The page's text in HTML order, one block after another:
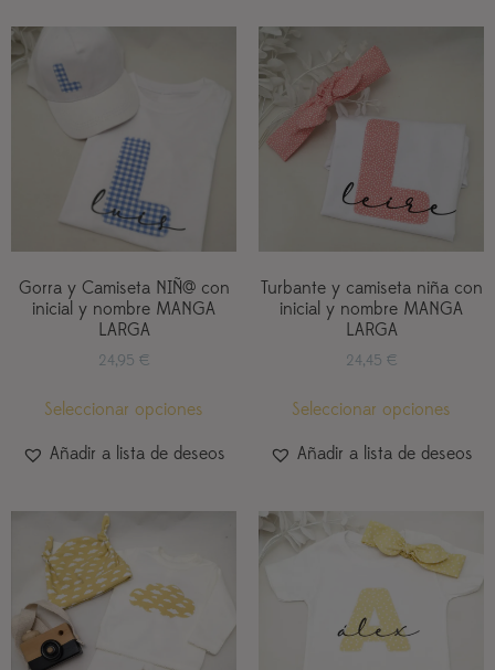
Gorra y Camiseta NIÑ@ con
inicial y nombre MANGA
LARGA
24,95 €
Seleccionar opciones
Añadir a lista de deseos
Turbante y camiseta niña con
inicial y nombre MANGA
LARGA
24,45 €
Seleccionar opciones
Añadir a lista de deseos